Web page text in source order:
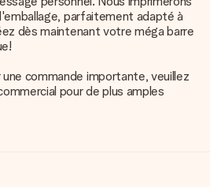
parfaitement adapté à
dès maintenant votre méga barre
commande importante, veuillez
pour de plus amples